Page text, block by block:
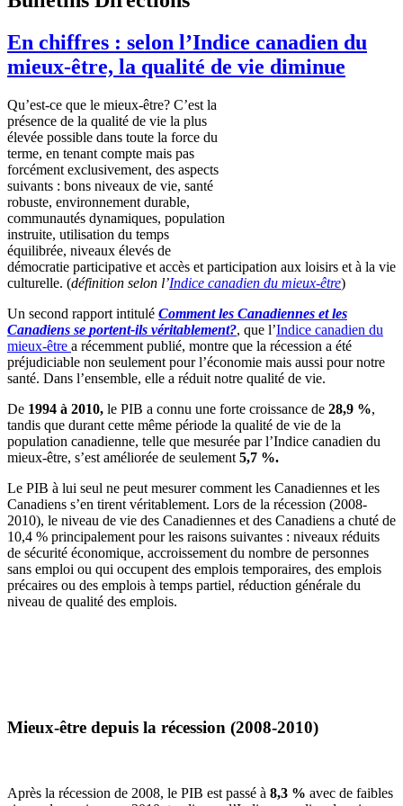
En chiffres : selon l’Indice canadien du
mieux-être, la qualité de vie diminue
Qu’est-ce que le mieux-être? C’est la
présence de la qualité de vie la plus
élevée possible dans toute la force du
terme, en tenant compte mais pas
forcément exclusivement, des aspects
suivants : bons niveaux de vie, santé
robuste, environnement durable,
communautés dynamiques, population
instruite, utilisation du temps
équilibrée, niveaux élevés de
démocratie participative et accès et participation aux loisirs et à la vie
culturelle. (définition selon l’Indice canadien du mieux-être)
Un second rapport intitulé Comment les Canadiennes et les
Canadiens se portent-ils véritablement?, que l’Indice canadien du
mieux-être a récemment publié, montre que la récession a été
préjudiciable non seulement pourl’économie mais aussi pournotre
santé. Dans l’ensemble, elle a réduit notre qualité de vie.
De 1994 à 2010, le PIB a connu une forte croissance de 28,9 %,
tandis que durant cette même période la qualité de vie de la
population canadienne, telle que mesurée parl’Indice canadien du
mieux-être, s’est améliorée de seulement 5,7 %.
Le PIB à lui seul ne peut mesurercomment les Canadiennes et les
Canadiens s’en tirent véritablement. Lors de la récession (2008-
2010), le niveau de vie des Canadiennes et des Canadiens a chuté de
10,4 % principalement pour les raisons suivantes : niveaux réduits
de sécurité économique, accroissement du nombre de personnes
sans emploi ou qui occupent des emplois temporaires, des emplois
précaires ou des emplois à temps partiel, réduction générale du
niveau de qualité des emplois.
Mieux-être depuis la récession (2008-2010)
Après la récession de 2008, le PIB est passé à 8,3 % avec de faibles